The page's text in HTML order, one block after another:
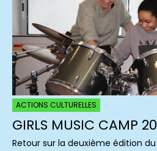
ACTIONS CULTURELLES
GIRLS MUSIC CAMP
Retour sur la deuxième édition du